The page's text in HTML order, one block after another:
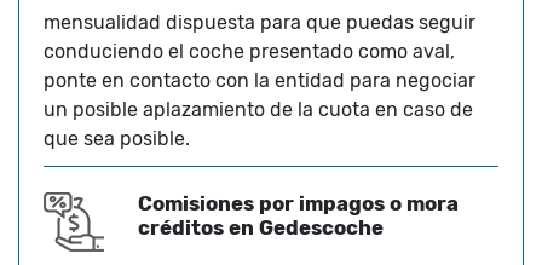
mensualidad dispuesta para que puedas seguir
conduciendo el coche presentado como aval,
ponte en contacto con la entidad para negociar
un posible aplazamiento de la cuota en caso de
que sea posible.
Comisiones por impagos o mora
créditos en Gedescoche